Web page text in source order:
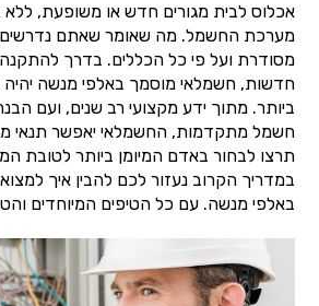
אכלוס לבית מגורים חדש או משופעת,
מערכת החשמל. מה שאומר שאתם נדרשים
מסודרת ועל פי כל הכללים. בדרך
חדשות, חשמלאי מוסמך באלפי מנשה יהיה
ביותר. מתוך ידע מקצועי רב שנים, ועם
חשמל מתקדמות, החשמלאי יאפשר תנאי
תרצו לבחור באדם המיומן ביותר לטובת
במדריך הקרוב נעזור לכם להבין איך
באלפי מנשה. עם כל הטיפים המיוחדים